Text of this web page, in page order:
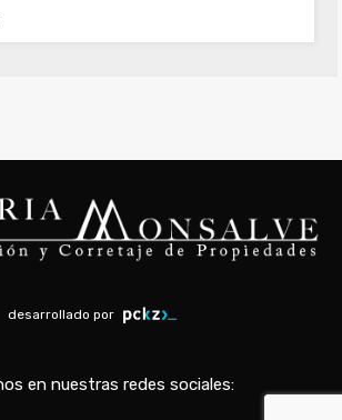
desarrollado por
en nuestras redes sociales: